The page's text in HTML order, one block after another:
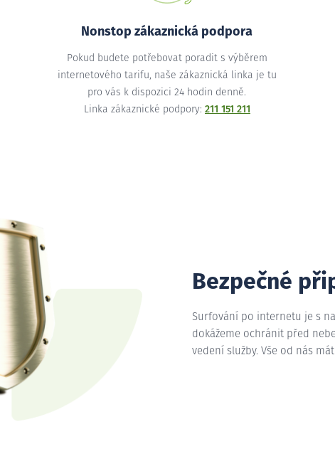
Nonstop zákaznická podpora
Pokud budete potřebovat poradit s výběrem
internetového tarifu, naše zákaznická linka je tu
pro vás k dispozici 24 hodin denně.
Linka zákaznické podpory: 211 151 211
Bezpečné
Surfování po internetu je s
dokážeme ochránit před
vedení služby. Vše od nás